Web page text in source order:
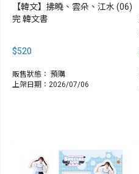
【韓文】拂曉、雲朵、江水 (06)
完 韓文書
$520
販售狀態： 預購
上架日期：2026/07/06